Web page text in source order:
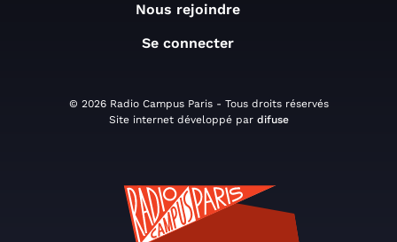
Nous rejoindre
Se connecter
© 2026 Radio Campus Paris - Tous droits réservés
Site internet développé par difuse